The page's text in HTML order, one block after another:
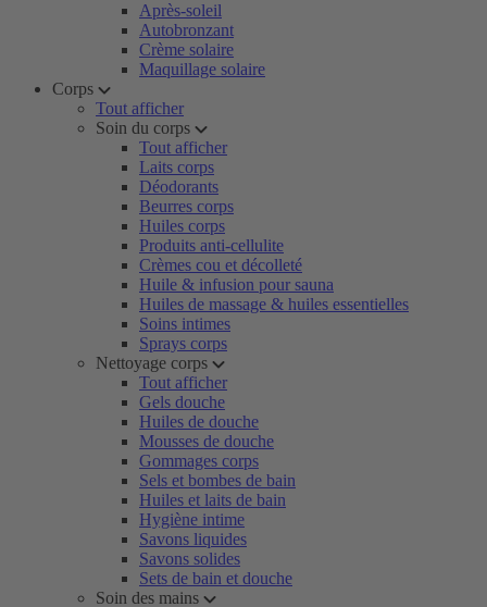
Après-soleil
Autobronzant
Crème solaire
Maquillage solaire
Corps
Tout afficher
Soin du corps
Tout afficher
Laits corps
Déodorants
Beurres corps
Huiles corps
Produits anti-cellulite
Crèmes cou et décolleté
Huile & infusion pour sauna
Huiles de massage & huiles essentielles
Soins intimes
Sprays corps
Nettoyage corps
Tout afficher
Gels douche
Huiles de douche
Mousses de douche
Gommages corps
Sels et bombes de bain
Huiles et laits de bain
Hygiène intime
Savons liquides
Savons solides
Sets de bain et douche
Soin des mains